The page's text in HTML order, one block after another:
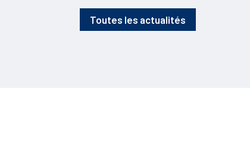
Toutes les actualités